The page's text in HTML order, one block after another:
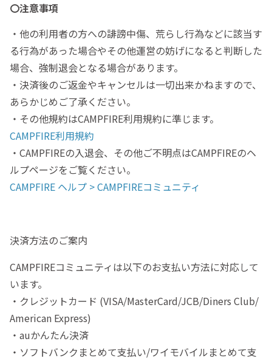
〇注意事項
・他の利用者の方への誹謗中傷、荒らし行為などに該当す
る行為があった場合やその他運営の妨げになると判断した
場合、強制退会となる場合があります。
・決済後のご返金やキャンセルは一切出来かねますので、
あらかじめご了承ください。
・その他規約はCAMPFIRE利用規約に準じます。
CAMPFIRE利用規約
・CAMPFIREの入退会、その他ご不明点はCAMPFIREのヘ
ルプページをご覧ください。
CAMPFIRE ヘルプ > CAMPFIREコミュニティ
決済方法のご案内
CAMPFIREコミュニティは以下のお支払い方法に対応して
います。
・クレジットカード (VISA/MasterCard/JCB/Diners Club/
American Express)
・auかんたん決済
・ソフトバンクまとめて支払い/ワイモバイルまとめて支